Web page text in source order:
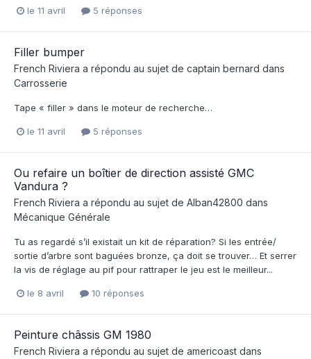
le 11 avril 5 réponses
Filler bumper
French Riviera a répondu au sujet de captain bernard dans
Carrosserie
Tape « filler » dans le moteur de recherche…
le 11 avril 5 réponses
Ou refaire un boîtier de direction assisté GMC
Vandura ?
French Riviera a répondu au sujet de Alban42800 dans
Mécanique Générale
Tu as regardé s’il existait un kit de réparation? Si les entrée/
sortie d’arbre sont baguées bronze, ça doit se trouver… Et serrer
la vis de réglage au pif pour rattraper le jeu est le meilleur...
le 8 avril 10 réponses
Peinture châssis GM 1980
French Riviera a répondu au sujet de americoast dans